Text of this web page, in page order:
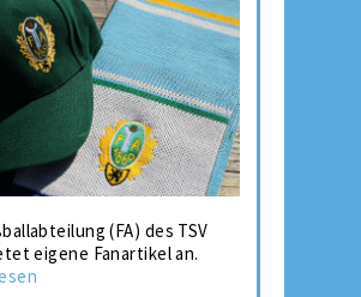
(FA) des TSV
eigene Fanartikel an.